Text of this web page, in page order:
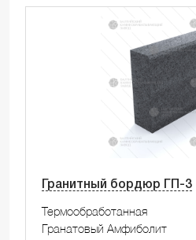
Гранитный бордюр ГП-3
Термообработанная
Гранатовый Амфиболит